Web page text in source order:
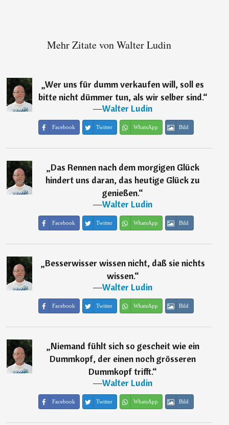
Mehr Zitate von Walter Ludin
„Wer uns für dumm verkaufen will, soll es
bitte nicht dümmer tun, als wir selber sind.“
―Walter Ludin
Facebook Twitter WhatsApp Bild
„Das Rennen nach dem morgigen Glück
hindert uns daran, das heutige Glück zu
genießen.“
―Walter Ludin
Facebook Twitter WhatsApp Bild
„Besserwisser wissen nicht, daß sie nichts
wissen.“
―Walter Ludin
Facebook Twitter WhatsApp Bild
„Niemand fühlt sich so gescheit wie ein
Dummkopf, der einen noch grösseren
Dummkopf trifft.“
―Walter Ludin
Facebook Twitter WhatsApp Bild